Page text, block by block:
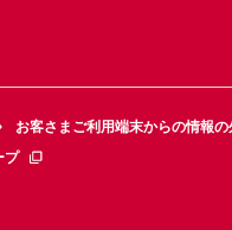
お客さまご利用端末からの情報
プ